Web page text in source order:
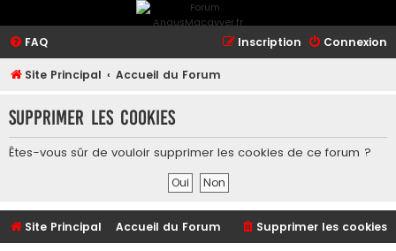
FAQ Connexion
Inscription
Site Principal Accueil du Forum
Supprimer les cookies
Êtes-vous sûr de vouloir supprimer les cookies de ce forum ?
Site Principal Accueil du Forum Supprimer les cookies